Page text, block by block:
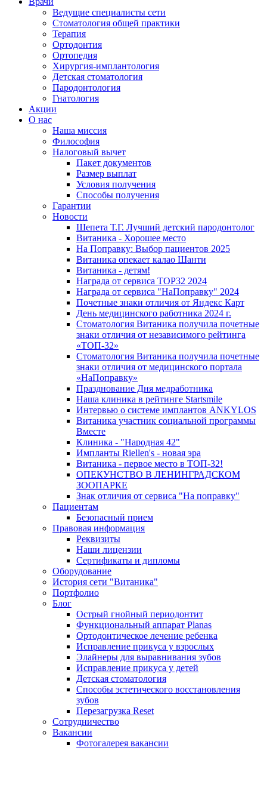
Ведущие специалисты сети
Стоматология общей практики
Терапия
Ортодонтия
Ортопедия
Хирургия-имплантология
Детская стоматология
Пародонтология
Гнатология
Акции
О нас
Наша миссия
Философия
Налоговый вычет
Пакет документов
Размер выплат
Условия получения
Способы получения
Гарантии
Новости
Шепета Т.Г. Лучший детский пародонтолог
Витаника - Хорошее место
На Поправку: Выбор пациентов 2025
Витаника опекает калао Шанти
Витаника - детям!
Награда от сервиса TOP32 2024
Награда от сервиса "НаПоправку" 2024
Почетные знаки отличия от Яндекс Карт
День медицинского работника 2024 г.
Стоматология Витаника получила почетные
знаки отличия от независимого рейтинга
«ТОП-32»
Стоматология Витаника получила почетные
знаки отличия от медицинского портала
«НаПоправку»
Празднование Дня медработника
Наша клиника в рейтинге Startsmile
Интервью о системе имплантов ANKYLOS
Витаника участник социальной программы
Вместе
Клиника - "Народная 42"
Импланты Riellen's - новая эра
Витаника - первое место в ТОП-32!
ОПЕКУНСТВО В ЛЕНИНГРАДСКОМ
ЗООПАРКЕ
Знак отличия от сервиса "На поправку"
Пациентам
Безопасный прием
Правовая информация
Реквизиты
Наши лицензии
Сертификаты и дипломы
Оборудование
История сети "Витаника"
Портфолио
Блог
Острый гнойный периодонтит
Функциональный аппарат Planas
Ортодонтическое лечение ребенка
Исправление прикуса у взрослых
Элайнеры для выравнивания зубов
Исправление прикуса у детей
Детская стоматология
Способы эстетического восстановления
зубов
Перезагрузка Reset
Сотрудничество
Вакансии
Фотогалерея вакансии